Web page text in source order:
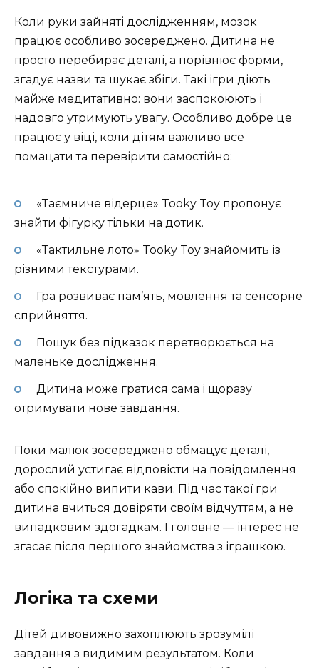
Коли руки зайняті дослідженням, мозок
працює особливо зосереджено. Дитина не
просто перебирає деталі, а порівнює форми,
згадує назви та шукає збіги. Такі ігри діють
майже медитативно: вони заспокоюють і
надовго утримують увагу. Особливо добре це
працює у віці, коли дітям важливо все
помацати та перевірити самостійно:
«Таємниче відерце» Tooky Toy пропонує
знайти фігурку тільки на дотик.
«Тактильне лото» Tooky Toy знайомить із
різними текстурами.
Гра розвиває пам’ять, мовлення та сенсорне
сприйняття.
Пошук без підказок перетворюється на
маленьке дослідження.
Дитина може гратися сама і щоразу
отримувати нове завдання.
Поки малюк зосереджено обмацує деталі,
дорослий устигає відповісти на повідомлення
або спокійно випити кави. Під час такої гри
дитина вчиться довіряти своїм відчуттям, а не
випадковим здогадкам. І головне — інтерес не
згасає після першого знайомства з іграшкою.
Логіка та схеми
Дітей дивовижно захоплюють зрозумілі
завдання з видимим результатом. Коли